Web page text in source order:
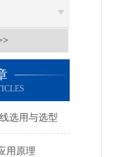
选用与选型
用原理